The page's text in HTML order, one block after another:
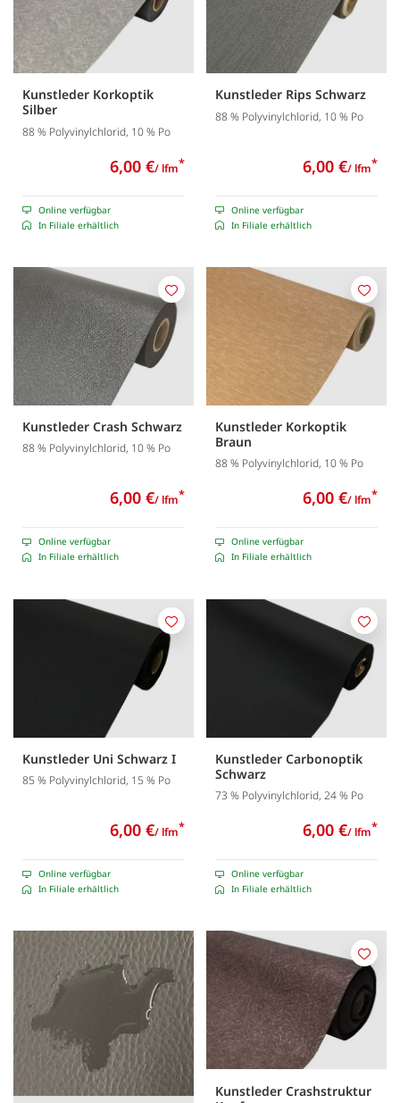
Kunstleder Korkoptik
Silber
88 % Polyvinylchlorid, 10 % Po
6,00 €/ lfm*
Online verfügbar
In Filiale erhältlich
Kunstleder Rips Schwarz
88 % Polyvinylchlorid, 10 % Po
6,00 €/ lfm*
Online verfügbar
In Filiale erhältlich
Kunstleder Crash Schwarz
88 % Polyvinylchlorid, 10 % Po
6,00 €/ lfm*
Online verfügbar
In Filiale erhältlich
Merken
Kunstleder Korkoptik
Braun
88 % Polyvinylchlorid, 10 % Po
6,00 €/ lfm*
Online verfügbar
In Filiale erhältlich
Kunstleder Uni Schwarz I
85 % Polyvinylchlorid, 15 % Po
6,00 €/ lfm*
Online verfügbar
In Filiale erhältlich
Merken
Kunstleder Carbonoptik
Schwarz
73 % Polyvinylchlorid, 24 % Po
6,00 €/ lfm*
Online verfügbar
In Filiale erhältlich
Kunstleder Crashstruktur